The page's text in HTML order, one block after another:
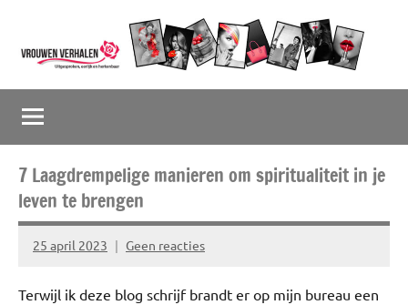
inhoud
springen
Vrouwenverhalen
en
herkenbaar
7 Laagdrempelige manieren om spiritualiteit in je
leven te brengen
25 april 2023
Marion
Geen reacties
Terwijl ik deze blog schrijf brandt er op mijn bureau een